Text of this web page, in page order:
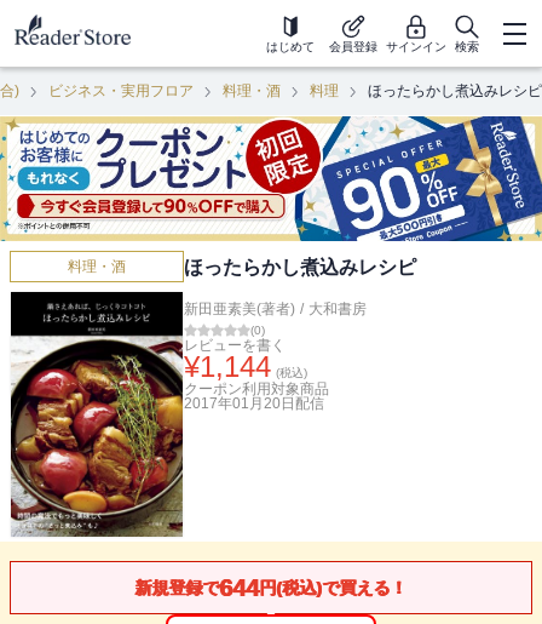
はじめて 会員登録 サインイン 検索
) ビジネス・実用フロア 料理・酒 料理 ほったらかし煮込みレシピ
料理・酒 ほったらかし煮込みレシピ
新田亜素美(著者) / 大和書房
(0)
レビューを書く
¥1,144 (税込)
クーポン利用対象商品
2017年01月20日 配信
新規登録で644円(税込)で買える！